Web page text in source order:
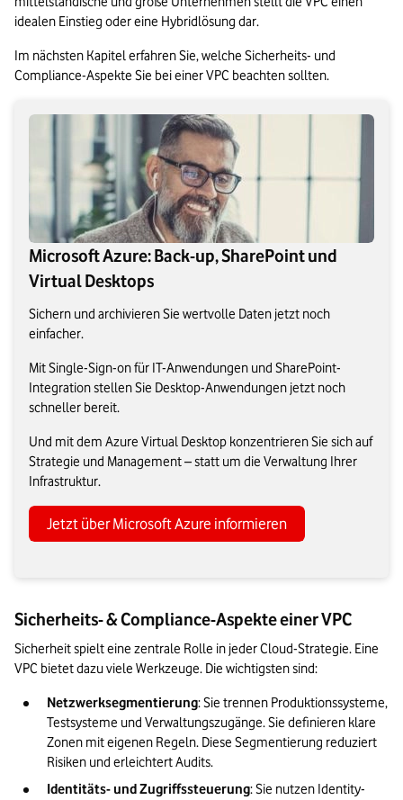
idealen Einstieg oder eine Hybridlösung dar.
Im nächsten Kapitel erfahren Sie, welche Sicherheits- und
Compliance-Aspekte Sie bei einer VPC beachten sollten.
Microsoft Azure: Back-up, SharePoint und
Virtual Desktops
Sichern und archivieren Sie wertvolle Daten jetzt noch
einfacher.
Mit Single-Sign-on für IT-Anwendungen und SharePoint-
Integration stellen Sie Desktop-Anwendungen jetzt noch
schneller bereit.
Und mit dem Azure Virtual Desktop konzentrieren Sie sich auf
Strategie und Management – statt um die Verwaltung Ihrer
Infrastruktur.
Jetzt über Microsoft Azure informieren
Sicherheits- & Compliance-Aspekte einer VPC
Sicherheit spielt eine zentrale Rolle in jeder Cloud-Strategie. Eine
VPC bietet dazu viele Werkzeuge. Die wichtigsten sind:
Netzwerksegmentierung: Sie trennen Produktionssysteme,
Testsysteme und Verwaltungszugänge. Sie definieren klare
Zonen mit eigenen Regeln. Diese Segmentierung reduziert
Risiken und erleichtert Audits.
Identitäts- und Zugriffssteuerung: Sie nutzen Identity-